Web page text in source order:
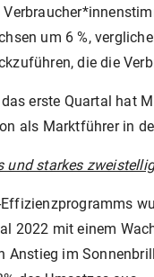
um 6 %,
die die
erste Quartal hat
als Marktführer in
starkes
Effizienzprogramms
2022 mit einem
Anstieg im